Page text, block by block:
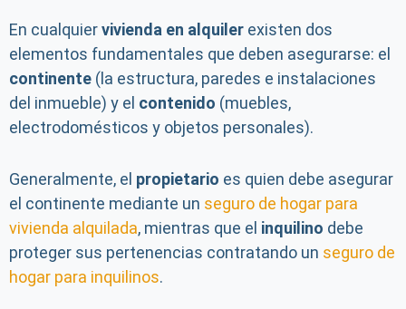
En cualquiervivienda en alquiler existen dos
elementos fundamentales que deben asegurarse: el
continente (la estructura, paredes e instalaciones
del inmueble) y el contenido (muebles,
electrodomésticos y objetos personales).
Generalmente, el propietario es quien debe asegurar
el continente mediante un seguro de hogar para
vivienda alquilada, mientras que el inquilino debe
proteger sus pertenencias contratando un seguro de
hogar para inquilinos.